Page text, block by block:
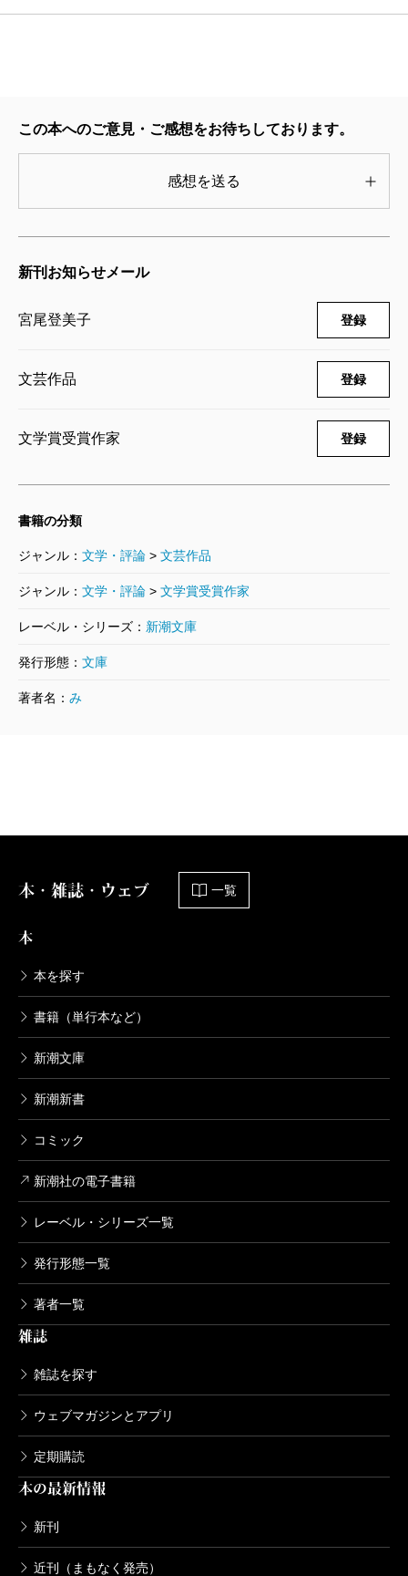
この本へのご意見・ご感想をお待ちしております。
感想を送る
新刊お知らせメール
宮尾登美子 登録
文芸作品 登録
文学賞受賞作家 登録
書籍の分類
ジャンル： 文学・評論 > 文芸作品
ジャンル： 文学・評論 > 文学賞受賞作家
レーベル・シリーズ： 新潮文庫
発行形態： 文庫
著者名： み
本・雑誌・ウェブ 一覧
本
本を探す
書籍（単行本など）
新潮文庫
新潮新書
コミック
新潮社の電子書籍
レーベル・シリーズ一覧
発行形態一覧
著者一覧
雑誌
雑誌を探す
ウェブマガジンとアプリ
定期購読
本の最新情報
新刊
近刊（まもなく発売）